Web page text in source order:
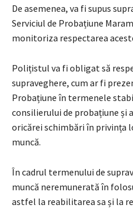
De asemenea, va fi supus
Serviciul de Probațiune
monitoriza respectarea
Polițistul va fi obligat să
supraveghere, cum ar fi
Probațiune în termenele
consilierului de probațiune și
oricărei schimbări în privința
muncă.
În cadrul termenului de
muncă neremunerată în
astfel la reabilitarea sa și la